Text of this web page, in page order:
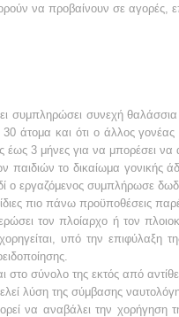
να προβαίνουν σε αγορές,
συμπληρώσει συνεχή
άτομα και ότι ο άλλος
έως 3 μήνες για να μπορέσει
το δικαίωμα γονικής
ο εργαζόμενος συμπλήρωσε
πιο πάνω προϋποθέσεις
τον πλοίαρχο ή τον
υπό την
στο σύνολο της εκτός από
λύση της σύμβασης
να αναβάλει την χορήγηση